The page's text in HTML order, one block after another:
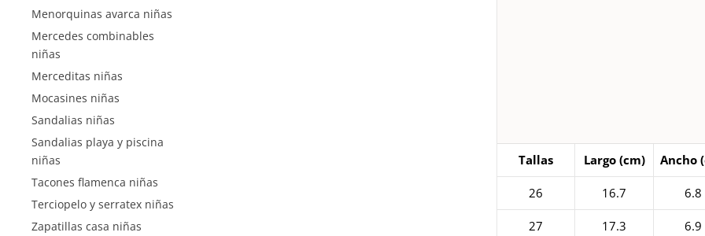
Tallas Largo (cm) Ancho
26 16.7 6.8
27 17.3 6.9
Menorquinas avarca niñas
Mercedes combinables
niñas
Merceditas niñas
Mocasines niñas
Sandalias niñas
Sandalias playa y piscina
niñas
Tacones flamenca niñas
Terciopelo y serratex niñas
Zapatillas casa niñas